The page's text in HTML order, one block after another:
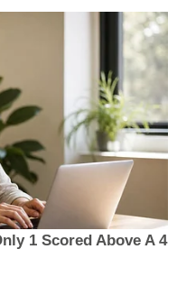
1 Scored Above A 4